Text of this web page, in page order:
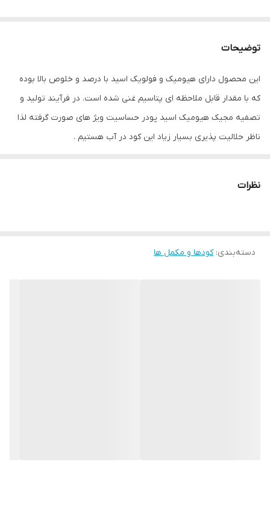
توضیحات
این محصول دارای هیومیک و فولویک اسید با درصد و خلوص بالا بوده
که با مقدار قابل ملاحظه ای پتاسیم غنی شده است. در فرآیند تولید و
تصفیه مجیک هیومیک اسید پودر حساسیت ویژ های صورت گرفته لذا
ناظر حلالیت پذیری بسیار زیاد این کود در آب هستیم .
نظرات
دسته‌بندی:کودها و مکمل ها